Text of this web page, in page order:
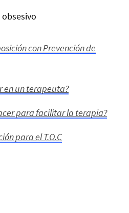
con Prevención de
en un terapeuta?
para facilitar la terapia?
para el T.O.C